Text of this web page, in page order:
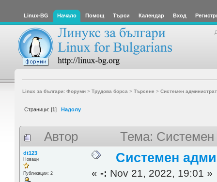
Linux-BG Начало Помощ Търси Календар Вход
Linux за българи: Форуми> Трудова борса > Търсене > Системен
Страници: [1] Надолу
Автор Тема: Системен
dt123
Новаци
Публикации: 2
Системен
«-: Nov 21, 2022, 19:01 »